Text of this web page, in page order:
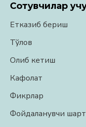
Сотувчилар
Етказиб бериш
Тўлов
Олиб кетиш
Кафолат
Фикрлар
Фойдаланувчи